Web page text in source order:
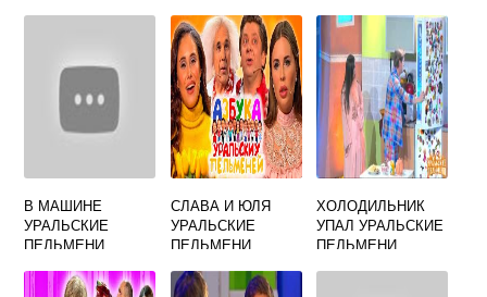
НЕТИЕВСКИМ
В МАШИНЕ
УРАЛЬСКИЕ
ПЕЛЬМЕНИ
СЛАВА И ЮЛЯ
УРАЛЬСКИЕ
ПЕЛЬМЕНИ
ХОЛОДИЛЬНИК
УПАЛ УРАЛЬСКИЕ
ПЕЛЬМЕНИ